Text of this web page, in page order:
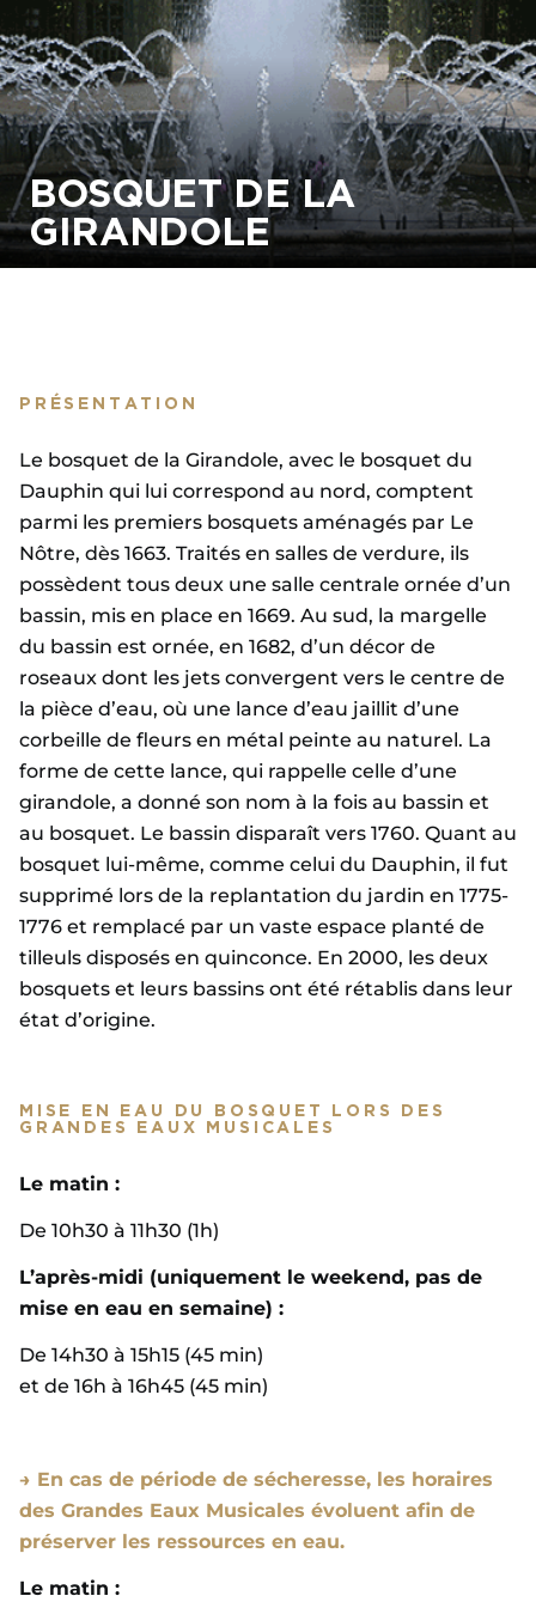
BOSQUET DE LA
GIRANDOLE
PRÉSENTATION
Le bosquet de la Girandole, avec le bosquet du
Dauphin qui lui correspond au nord, comptent
parmi les premiers bosquets aménagés par Le
Nôtre, dès 1663. Traités en salles de verdure, ils
possèdent tous deux une salle centrale ornée d’un
bassin, mis en place en 1669. Au sud, la margelle
du bassin est ornée, en 1682, d’un décor de
roseaux dont les jets convergent vers le centre de
la pièce d’eau, où une lance d’eau jaillit d’une
corbeille de fleurs en métal peinte au naturel. La
forme de cette lance, qui rappelle celle d’une
girandole, a donné son nom à la fois au bassin et
au bosquet. Le bassin disparaît vers 1760. Quant au
bosquet lui-même, comme celui du Dauphin, il fut
supprimé lors de la replantation du jardin en 1775-
1776 et remplacé par un vaste espace planté de
tilleuls disposés en quinconce. En 2000, les deux
bosquets et leurs bassins ont été rétablis dans leur
état d’origine.
MISE EN EAU DU BOSQUET LORS DES
GRANDES EAUX MUSICALES
Le matin :
De 10h30 à 11h30 (1h)
L’après-midi (uniquement le weekend, pas de
mise en eau en semaine) :
De 14h30 à 15h15 (45 min)
et de 16h à 16h45 (45 min)
→ En cas de période de sécheresse, les horaires
des Grandes Eaux Musicales évoluent afin de
préserver les ressources en eau.
Le matin :